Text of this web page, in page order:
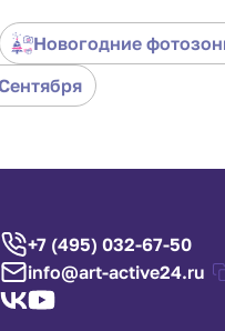
Новогодние
+7 (495) 032-67-50
info@art-active24.ru